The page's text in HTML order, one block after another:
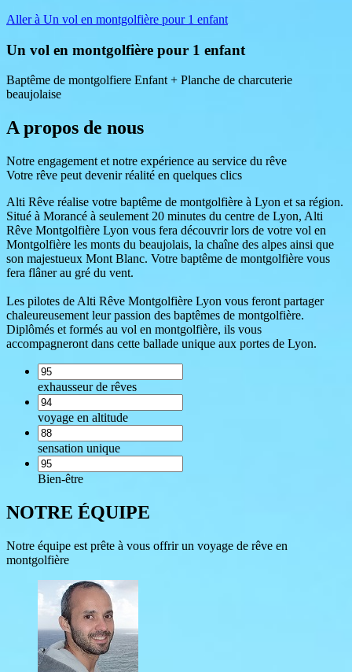
Aller à Un vol en montgolfière pour 1 enfant
Un vol en montgolfière pour 1 enfant
Baptême de montgolfiere Enfant + Planche de charcuterie
beaujolaise
A propos de nous
Notre engagement et notre expérience au service du rêve
Votre rêve peut devenir réalité en quelques clics
Alti Rêve réalise votre baptême de montgolfière à Lyon et sa région.
Situé à Morancé à seulement 20 minutes du centre de Lyon, Alti
Rêve Montgolfière Lyon vous fera découvrir lors de votre vol en
Montgolfière les monts du beaujolais, la chaîne des alpes ainsi que
son majestueux Mont Blanc. Votre baptême de montgolfière vous
fera flâner au gré du vent.
Les pilotes de Alti Rêve Montgolfière Lyon vous feront partager
chaleureusement leur passion des baptêmes de montgolfière.
Diplômés et formés au vol en montgolfière, ils vous
accompagneront dans cette ballade unique aux portes de Lyon.
exhausseur de rêves
voyage en altitude
sensation unique
Bien-être
NOTRE ÉQUIPE
Notre équipe est prête à vous offrir un voyage de rêve en
montgolfière